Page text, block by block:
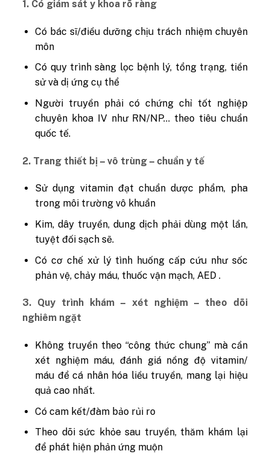
1. Có giám sát y khoa rõ ràng
Có bác sĩ/điều dưỡng chịu trách nhiệm chuyên
môn
Có quy trình sàng lọc bệnh lý, tổng trạng, tiền
sử và dị ứng cụ thể
Người truyền phải có chứng chỉ tốt nghiệp
chuyên khoa IV như RN/NP… theo tiêu chuẩn
quốc tế.
2. Trang thiết bị – vô trùng – chuẩn y tế
Sử dụng vitamin đạt chuẩn dược phẩm, pha
trong môi trường vô khuẩn
Kim, dây truyền, dung dịch phải dùng một lần,
tuyệt đối sạch sẽ.
Có cơ chế xử lý tình huống cấp cứu như sốc
phản vệ, chảy máu, thuốc vận mạch, AED .
3. Quy trình khám – xét nghiệm – theo dõi
nghiêm ngặt
Không truyền theo “công thức chung” mà cần
xét nghiệm máu, đánh giá nồng độ vitamin/
máu để cá nhân hóa liều truyền, mang lại hiệu
quả cao nhất.
Có cam kết/đàm bảo rủi ro
Theo dõi sức khỏe sau truyền, thăm khám lại
để phát hiện phản ứng muộn